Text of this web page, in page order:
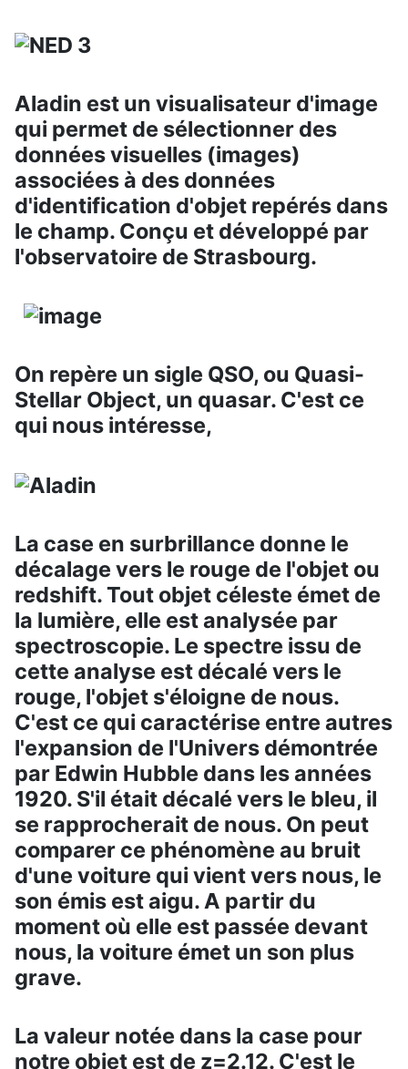
Aladin est un visualisateur d'image
qui permet de sélectionner des
données visuelles (images)
associées à des données
d'identification d'objet repérés dans
le champ. Conçu et développé par
l'observatoire de Strasbourg.
On repère un sigle QSO, ou Quasi-
Stellar Object, un quasar. C'est ce
qui nous intéresse,
La case en surbrillance donne le
décalage vers le rouge de l'objet ou
redshift. Tout objet céleste émet de
la lumière, elle est analysée par
spectroscopie. Le spectre issu de
cette analyse est décalé vers le
rouge, l'objet s'éloigne de nous.
C'est ce qui caractérise entre autres
l'expansion de l'Univers démontrée
par Edwin Hubble dans les années
1920. S'il était décalé vers le bleu, il
se rapprocherait de nous. On peut
comparer ce phénomène au bruit
d'une voiture qui vient vers nous, le
son émis est aigu. A partir du
moment où elle est passée devant
nous, la voiture émet un son plus
grave.
La valeur notée dans la case pour
notre objet est de z=2.12. C'est le